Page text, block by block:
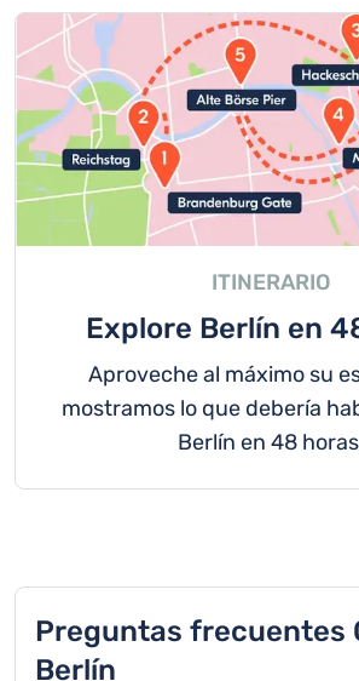
ITINERARIO
Explore Berlín en
Aproveche al máximo su
mostramos lo que debería
Berlín en 48
Preguntas frecuentes
Berlín